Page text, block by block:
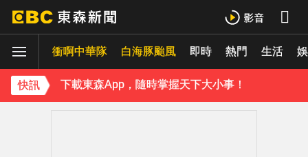
衝啊中華隊 白海豚颱風 即時 熱門 生活
快訊
王彩樺現身味全龍開球！鬆口「最後一次調整」哽咽憶亡母吐心聲
下載東森App，隨時掌握天下大小事！